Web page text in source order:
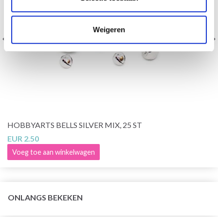
Weigeren
HOBBYARTS BELLS SILVER MIX, 25 ST
EUR 2.50
Voeg toe aan winkelwagen
ONLANGS BEKEKEN